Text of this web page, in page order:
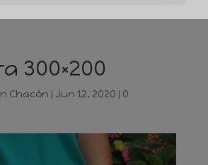
300×200
Chacón | Jun 12, 2020 | 0